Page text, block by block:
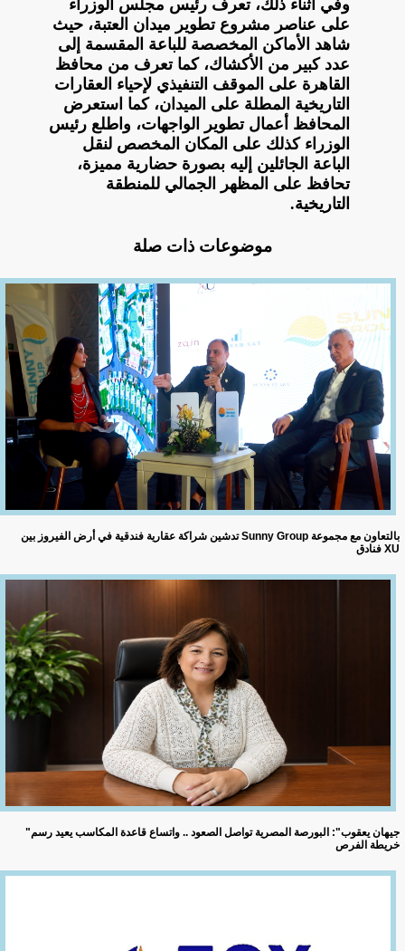
وفي أثناء ذلك، تعرف رئيس مجلس الوزراء
على عناصر مشروع تطوير ميدان العتبة، حيث
شاهد الأماكن المخصصة للباعة المقسمة إلى
عدد كبير من الأكشاك، كما تعرف من محافظ
القاهرة على الموقف التنفيذي لإحياء العقارات
التاريخية المطلة على الميدان، كما استعرض
المحافظ أعمال تطوير الواجهات، واطلع رئيس
الوزراء كذلك على المكان المخصص لنقل
الباعة الجائلين إليه بصورة حضارية مميزة،
تحافظ على المظهر الجمالي للمنطقة
التاريخية.
موضوعات ذات صلة
تدشين شراكة عقارية فندقية في أرض الفيروز بين Sunny Group بالتعاون مع مجموعة
فنادق XU
"جيهان يعقوب": البورصة المصرية تواصل الصعود .. واتساع قاعدة المكاسب يعيد رسم
خريطة الفرص